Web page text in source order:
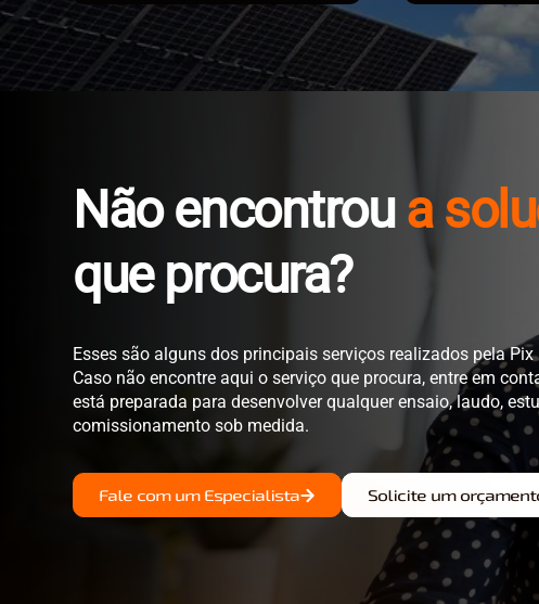
Não encontroua
que procura?
Esses são alguns dos principais serviços realizados pela Pix
Caso não encontre aqui o serviço que procura, entre em
está preparada para desenvolver qualquer ensaio, laudo,
comissionamento sob medida.
Fale com um Especialista Solicite um